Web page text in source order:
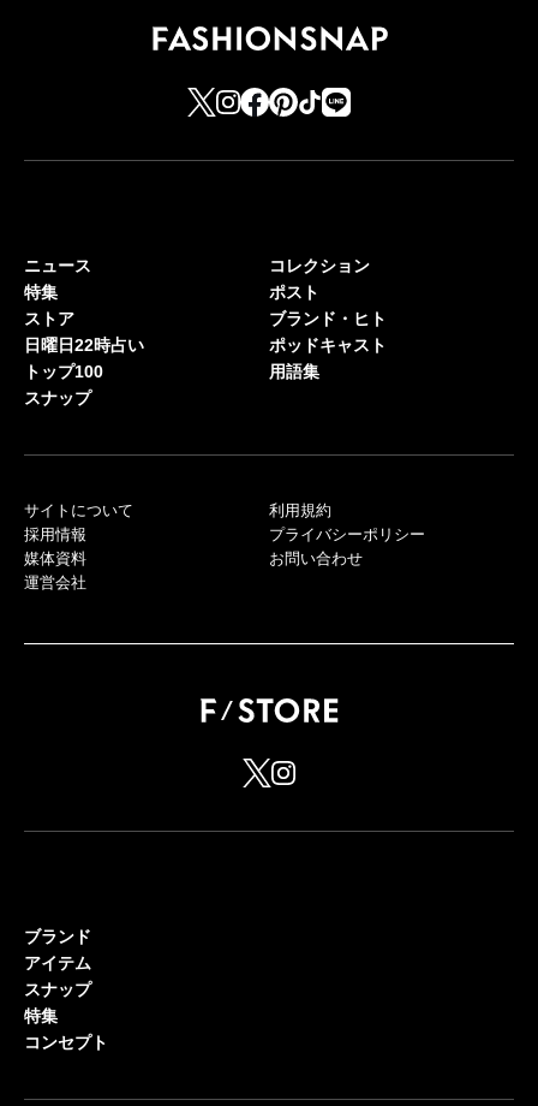
ニュース
特集
ストア
日曜日22時占い
トップ100
スナップ
コレクション
ポスト
ブランド・ヒト
ポッドキャスト
用語集
サイトについて
採用情報
媒体資料
運営会社
利用規約
プライバシーポリシー
お問い合わせ
ブランド
アイテム
スナップ
特集
コンセプト